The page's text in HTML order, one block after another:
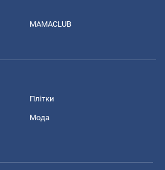
MAMACLUB
Плітки
Мода